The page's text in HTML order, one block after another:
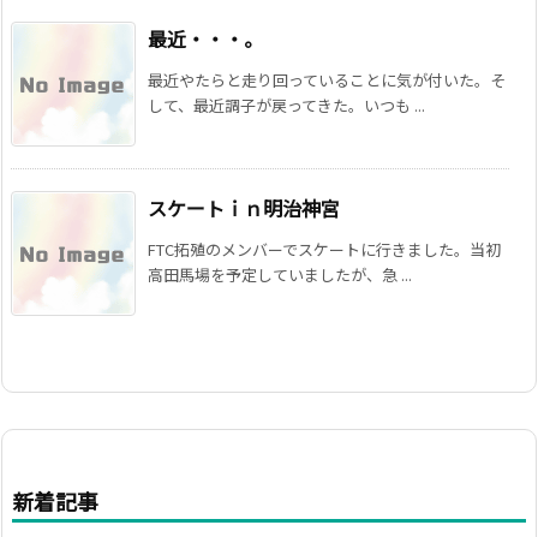
最近・・・。
最近やたらと走り回っていることに気が付いた。そ
して、最近調子が戻ってきた。いつも ...
スケートｉｎ明治神宮
FTC拓殖のメンバーでスケートに行きました。当初
高田馬場を予定していましたが、急 ...
新着記事